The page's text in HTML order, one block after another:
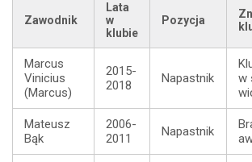
Zawodnik
Lata
w
klubie
Pozycja
Marcus
Vinicius
(Marcus)
2015-
2018
Napastnik
w
Mateusz
Bąk
2006-
2011
Napastnik